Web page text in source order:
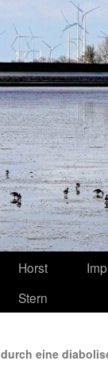
Horst
Stern
eine